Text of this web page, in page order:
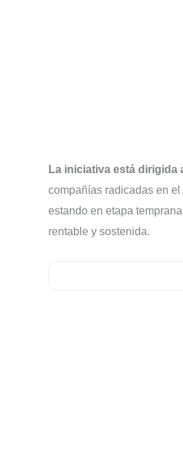
La iniciativa está dirigida
compañías radicadas en
estando en etapa
rentable y sostenida.